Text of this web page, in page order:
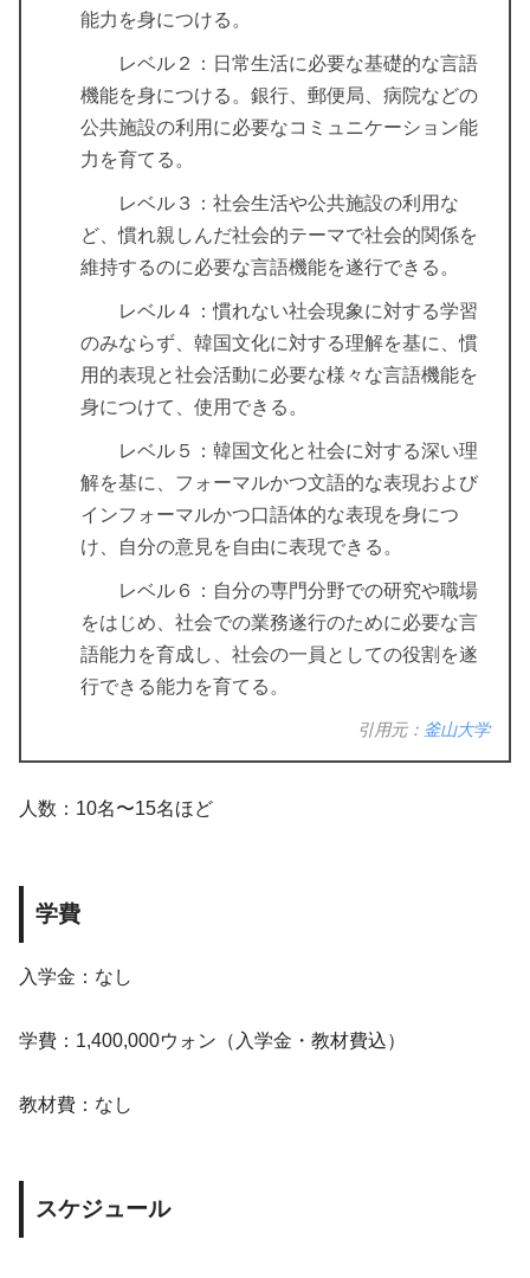
能力を身につける。
レベル２：日常生活に必要な基礎的な言語
機能を身につける。銀行、郵便局、病院などの
公共施設の利用に必要なコミュニケーション能
力を育てる。
レベル３：社会生活や公共施設の利用な
ど、慣れ親しんだ社会的テーマで社会的関係を
維持するのに必要な言語機能を遂行できる。
レベル４：慣れない社会現象に対する学習
のみならず、韓国文化に対する理解を基に、慣
用的表現と社会活動に必要な様々な言語機能を
身につけて、使用できる。
レベル５：韓国文化と社会に対する深い理
解を基に、フォーマルかつ文語的な表現および
インフォーマルかつ口語体的な表現を身につ
け、自分の意見を自由に表現できる。
レベル６：自分の専門分野での研究や職場
をはじめ、社会での業務遂行のために必要な言
語能力を育成し、社会の一員としての役割を遂
行できる能力を育てる。
引用元： 釜山大学
人数：10名〜15名ほど
学費
入学金：なし
学費：1,400,000ウォン（入学金・教材費込）
教材費：なし
スケジュール